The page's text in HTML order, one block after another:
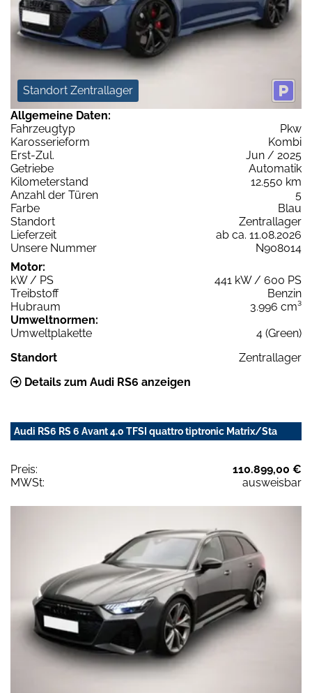
Standort Zentrallager
Allgemeine Daten:
Fahrzeugtyp
Pkw
Karosserieform
Kombi
Erst-Zul.
Jun / 2025
Getriebe
Automatik
Kilometerstand
12.550 km
Anzahl der Türen
5
Farbe
Blau
Standort
Zentrallager
Lieferzeit
ab ca. 11.08.2026
Unsere Nummer
N908014
Motor:
kW / PS
441 kW / 600 PS
Treibstoff
Benzin
Hubraum
3.996 cm³
Umweltnormen:
Umweltplakette
4 (Green)
Standort
Zentrallager
Details zum Audi RS6 anzeigen
Audi RS6 RS 6 Avant 4.0 TFSI quattro tiptronic Matrix/Sta
Preis:
110.899,00 €
MWSt:
ausweisbar